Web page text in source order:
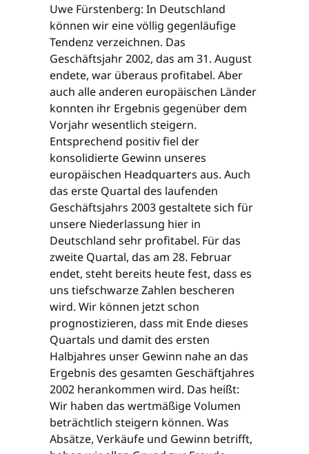
Uwe Fürstenberg: In Deutschland
können wir eine völlig gegenläufige
Tendenz verzeichnen. Das
Geschäftsjahr 2002, das am 31. August
endete, war überaus profitabel. Aber
auch alle anderen europäischen Länder
konnten ihr Ergebnis gegenüber dem
Vorjahr wesentlich steigern.
Entsprechend positiv fiel der
konsolidierte Gewinn unseres
europäischen Headquarters aus. Auch
das erste Quartal des laufenden
Geschäftsjahrs 2003 gestaltete sich für
unsere Niederlassung hier in
Deutschland sehr profitabel. Für das
zweite Quartal, das am 28. Februar
endet, steht bereits heute fest, dass es
uns tiefschwarze Zahlen bescheren
wird. Wir können jetzt schon
prognostizieren, dass mit Ende dieses
Quartals und damit des ersten
Halbjahres unser Gewinn nahe an das
Ergebnis des gesamten Geschäftjahres
2002 herankommen wird. Das heißt:
Wir haben das wertmäßige Volumen
beträchtlich steigern können. Was
Absätze, Verkäufe und Gewinn betrifft,